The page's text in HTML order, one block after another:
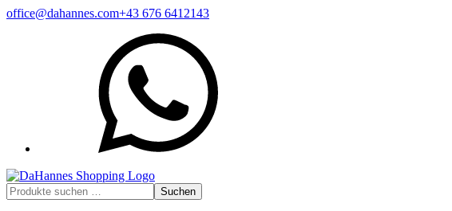
Zum
office@dahannes.com+43 676 6412143
Suchen
nach:
Suchen